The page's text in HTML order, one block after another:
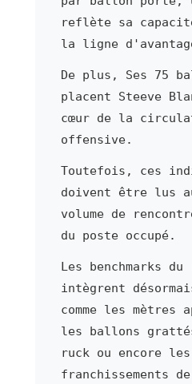
reflète sa
la ligne
De plus, Ses 75
placent Steeve
cœur de la
offensive.
Toutefois, ces
doivent être lus
volume de
du poste occupé.
Les benchmarks du
intègrent
comme les mètres
les ballons
ruck ou encore les
franchissements